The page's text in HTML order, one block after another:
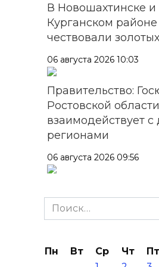
В Новошахтинске
Курганском районе
чествовали
06 августа 2026 10:03
Правительство:
Ростовской
взаимодействует с
регионами
06 августа 2026 09:56
тротуара у дома
Садовой, 94,
Search
for:
Пн Вт Ср Чт Пт